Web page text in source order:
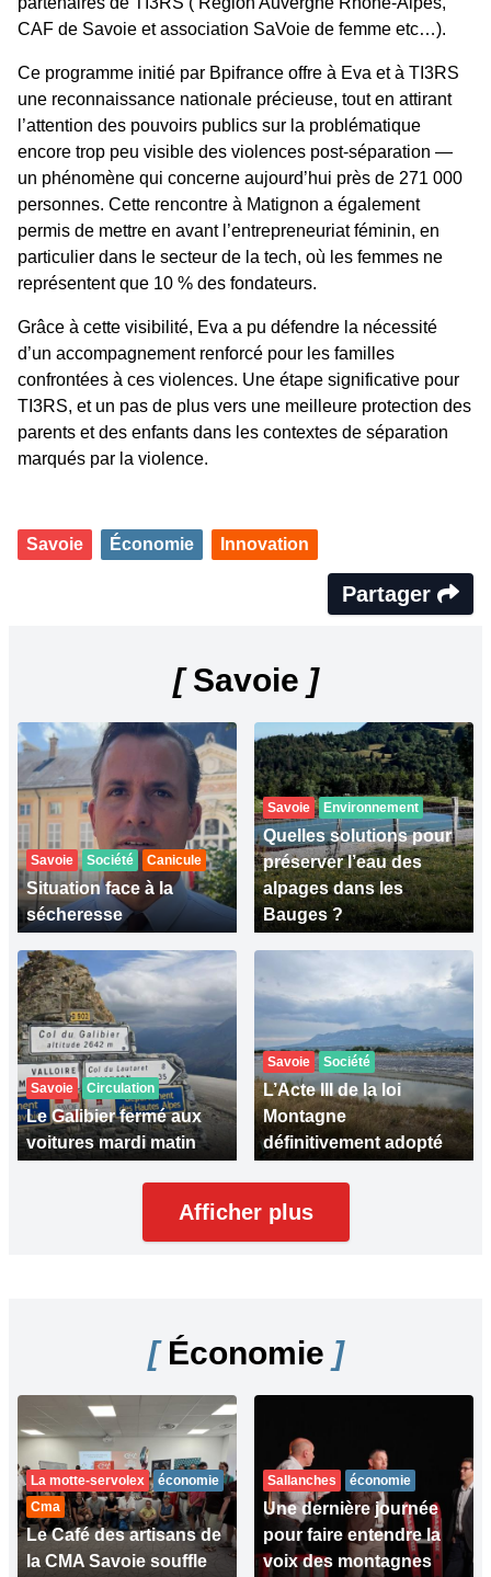
CAF de Savoie et association SaVoie de femme etc…).
Ce programme initié par Bpifrance offre à Eva et à TI3RS
une reconnaissance nationale précieuse, tout en attirant
l’attention des pouvoirs publics sur la problématique
encore trop peu visible des violences post-séparation —
un phénomène qui concerne aujourd’hui près de 271 000
personnes. Cette rencontre à Matignon a également
permis de mettre en avant l’entrepreneuriat féminin, en
particulier dans le secteur de la tech, où les femmes ne
représentent que 10 % des fondateurs.
Grâce à cette visibilité, Eva a pu défendre la nécessité
d’un accompagnement renforcé pour les familles
confrontées à ces violences. Une étape significative pour
TI3RS, et un pas de plus vers une meilleure protection des
parents et des enfants dans les contextes de séparation
marqués par la violence.
Savoie Économie Innovation
Partager
[Savoie ]
Savoie Société Canicule
Situation face à la
sécheresse
Savoie Environnement
Quelles solutions pour
préserver l’eau des
alpages dans les
Bauges ?
Savoie Circulation
Le Galibier fermé aux
voitures mardi matin
Savoie Société
L’Acte III de la loi
Montagne
définitivement adopté
Afficher plus
[Économie ]
La motte-servolex
économie
Cma
Le Café des artisans de
la CMA Savoie souffle
Sallanches économie
Une dernière journée
pour faire entendre la
voix des montagnes